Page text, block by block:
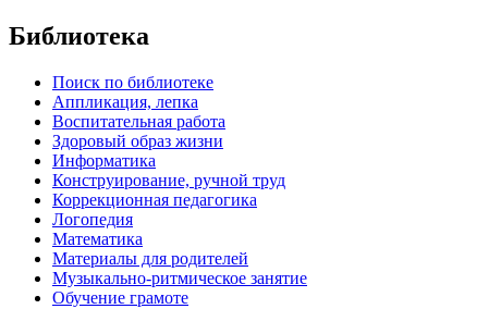
Библиотека
Поиск по библиотеке
Аппликация, лепка
Воспитательная работа
Здоровый образ жизни
Информатика
Конструирование, ручной труд
Коррекционная педагогика
Логопедия
Математика
Материалы для родителей
Музыкально-ритмическое занятие
Обучение грамоте